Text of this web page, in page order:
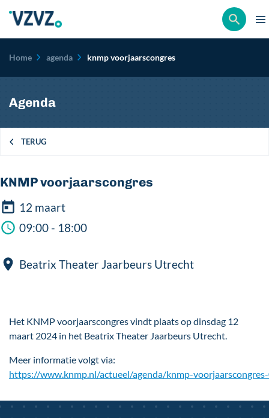
Kruimelpad
Home agenda knmp voorjaarscongres
Agenda
TERUG
KNMP voorjaarscongres
12 maart
09:00 - 18:00
Beatrix Theater Jaarbeurs Utrecht
Het KNMP voorjaarscongres vindt plaats op dinsdag 12
maart 2024 in het Beatrix Theater Jaarbeurs Utrecht.
Meer informatie volgt via:
https://www.knmp.nl/actueel/agenda/knmp-